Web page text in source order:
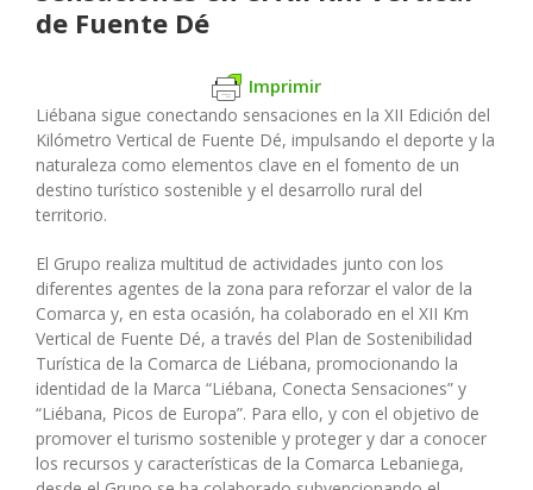
de Fuente Dé
Imprimir
Liébana sigue conectando sensaciones en la XII Edición del
Kilómetro Vertical de Fuente Dé, impulsando el deporte y la
naturaleza como elementos clave en el fomento de un
destino turístico sostenible y el desarrollo rural del
territorio.
El Grupo realiza multitud de actividades junto con los
diferentes agentes de la zona para reforzar el valor de la
Comarca y, en esta ocasión, ha colaborado en el XII Km
Vertical de Fuente Dé, a través del Plan de Sostenibilidad
Turística de la Comarca de Liébana, promocionando la
identidad de la Marca “Liébana, Conecta Sensaciones” y
“Liébana, Picos de Europa”. Para ello, y con el objetivo de
promover el turismo sostenible y proteger y dar a conocer
los recursos y características de la Comarca Lebaniega,